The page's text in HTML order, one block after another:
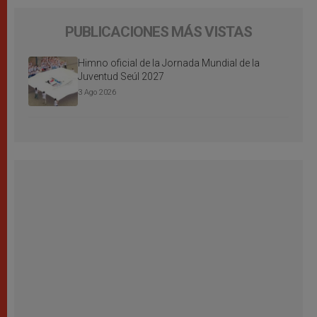
PUBLICACIONES MÁS VISTAS
Himno oficial de la Jornada Mundial de la
Juventud Seúl 2027
3 Ago 2026